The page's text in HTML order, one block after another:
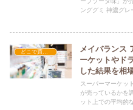
ンググミ 神濃グレ
どこで買える？-お菓子・スイーツ・アイス
メイバランス
ーケットやド
した結果を相
スーパーマーケッ
が売っているかを
ット上での平均的